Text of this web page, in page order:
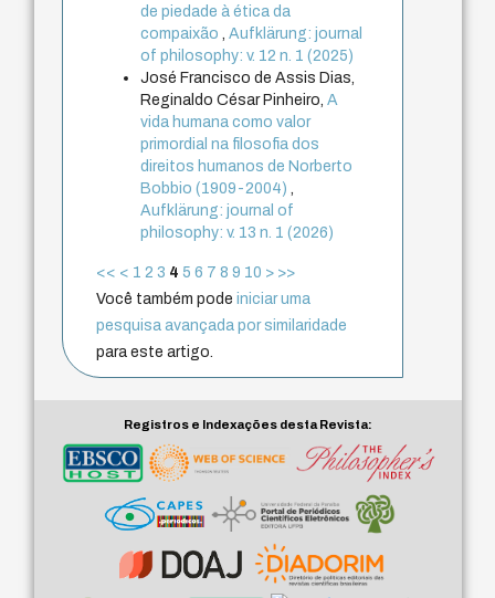
de piedade à ética da
compaixão,Aufklärung: journal
of philosophy: v. 12 n. 1 (2025)
José Francisco de Assis Dias,
Reginaldo César Pinheiro,A
vida humana como valor
primordial na filosofia dos
direitos humanos de Norberto
Bobbio (1909-2004),
Aufklärung: journal of
philosophy: v. 13 n. 1 (2026)
<< < 1 2 3 4 5 6 7 8 9 10 > >>
Você também podeiniciar uma
pesquisa avançada por similaridade
para este artigo.
Registros e Indexações desta Revista: